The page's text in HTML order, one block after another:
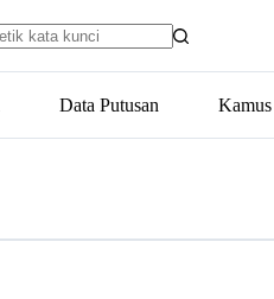
Data Putusan